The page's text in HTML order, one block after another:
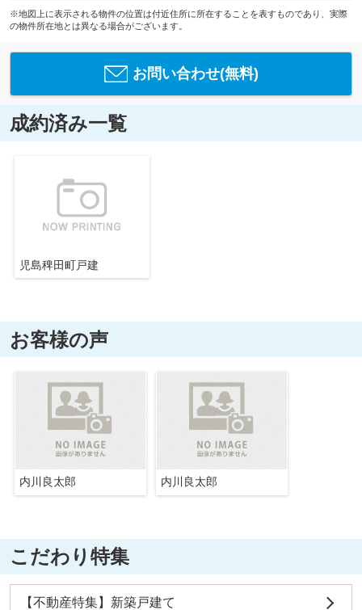
※地図上に表示される物件の位置は付近住所に所在することを表すものであり、実際
の物件所在地とは異なる場合がございます。
お問い合わせ(無料)
成約済み一覧
児島稗田町戸建
お客様の声
内川良太郎 内川良太郎
こだわり特集
【不動産特集】新築戸建て